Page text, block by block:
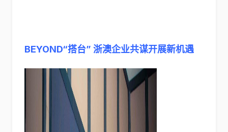
BEYOND“搭台” 浙澳企业共谋开展新机遇